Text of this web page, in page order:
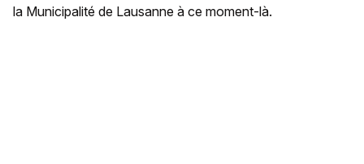
la Municipalité de Lausanne à ce moment-là.